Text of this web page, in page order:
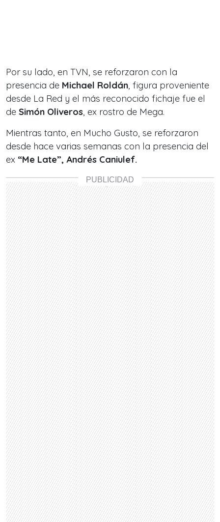
Por su lado, en TVN, se reforzaron con la
presencia de Michael Roldán, figura proveniente
desde La Red y el más reconocido fichaje fue el
de Simón Oliveros, ex rostro de Mega.
Mientras tanto, en Mucho Gusto, se reforzaron
desde hace varias semanas con la presencia del
ex “Me Late”, Andrés Caniulef.